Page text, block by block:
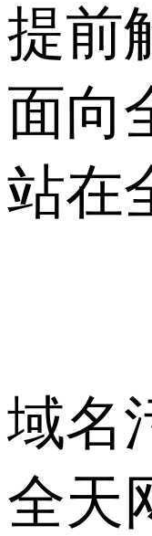
提前
面向
站在
域名
全天